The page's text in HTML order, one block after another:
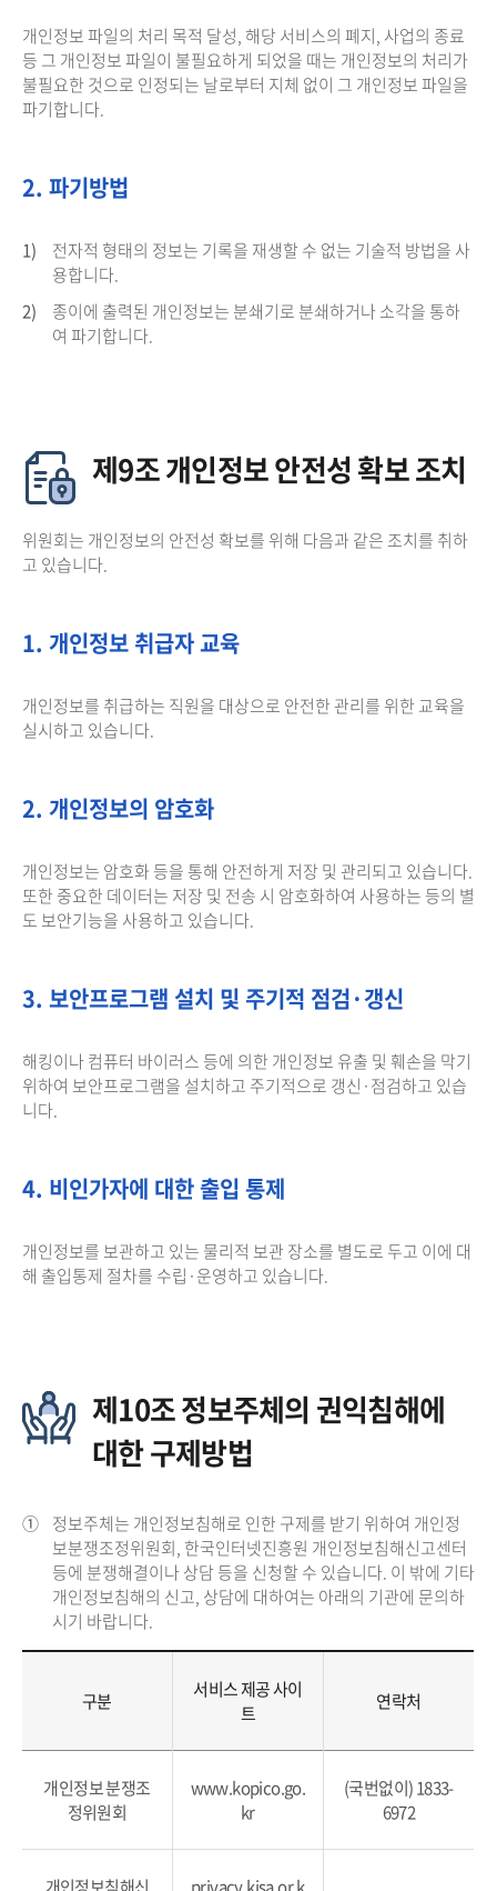
개인정보 파일의 처리 목적 달성, 해당 서비스의 폐지, 사업의 종료
등 그 개인정보 파일이 불필요하게 되었을 때는 개인정보의 처리가
불필요한 것으로 인정되는 날로부터 지체 없이 그 개인정보 파일을
파기합니다.
2. 파기방법
1)
전자적 형태의 정보는 기록을 재생할 수 없는 기술적 방법을 사
용합니다.
2)
종이에 출력된 개인정보는 분쇄기로 분쇄하거나 소각을 통하
여 파기합니다.
제9조 개인정보 안전성 확보 조치
위원회는 개인정보의 안전성 확보를 위해 다음과 같은 조치를 취하
고 있습니다.
1. 개인정보 취급자 교육
개인정보를 취급하는 직원을 대상으로 안전한 관리를 위한 교육을
실시하고 있습니다.
2. 개인정보의 암호화
개인정보는 암호화 등을 통해 안전하게 저장 및 관리되고 있습니다.
또한 중요한 데이터는 저장 및 전송 시 암호화하여 사용하는 등의 별
도 보안기능을 사용하고 있습니다.
3. 보안프로그램 설치 및 주기적 점검·갱신
해킹이나 컴퓨터 바이러스 등에 의한 개인정보 유출 및 훼손을 막기
위하여 보안프로그램을 설치하고 주기적으로 갱신·점검하고 있습
니다.
4. 비인가자에 대한 출입 통제
개인정보를 보관하고 있는 물리적 보관 장소를 별도로 두고 이에 대
해 출입통제 절차를 수립·운영하고 있습니다.
제10조 정보주체의 권익침해에
대한 구제방법
① 정보주체는 개인정보침해로 인한 구제를 받기 위하여 개인정
보분쟁조정위원회, 한국인터넷진흥원 개인정보침해신고센터
등에 분쟁해결이나 상담 등을 신청할 수 있습니다. 이 밖에 기타
개인정보침해의 신고, 상담에 대하여는 아래의 기관에 문의하
시기 바랍니다.
구분
서비스 제공 사이
트
연락처
개인정보 분쟁조
정위원회
www.kopico.go.
kr
(국번없이) 1833-
6972
개인정보침해신 privacy.kisa.or.k